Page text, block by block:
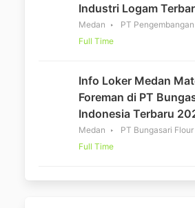
Industri Logam
Medan
PT
Full Time
Info Loker Medan
Foreman di PT
Indonesia Terbaru
Medan
PT Bungasari
Full Time